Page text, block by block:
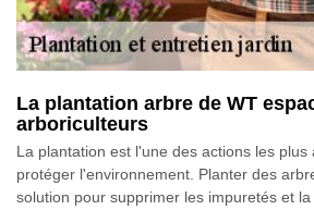
La plantation arbre de WT
arboriculteurs
La plantation est l'une des actions les plus
protéger l'environnement. Planter des
solution pour supprimer les impuretés et